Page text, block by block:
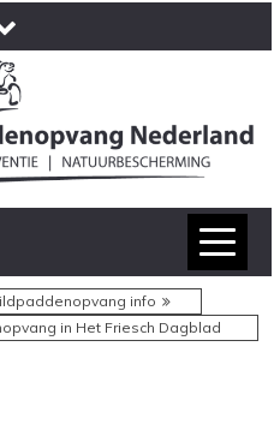
info
in Het Friesch Dagblad